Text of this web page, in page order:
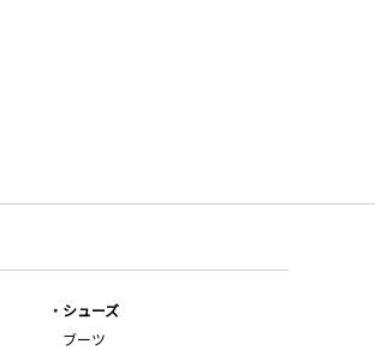
シューズ
ブーツ